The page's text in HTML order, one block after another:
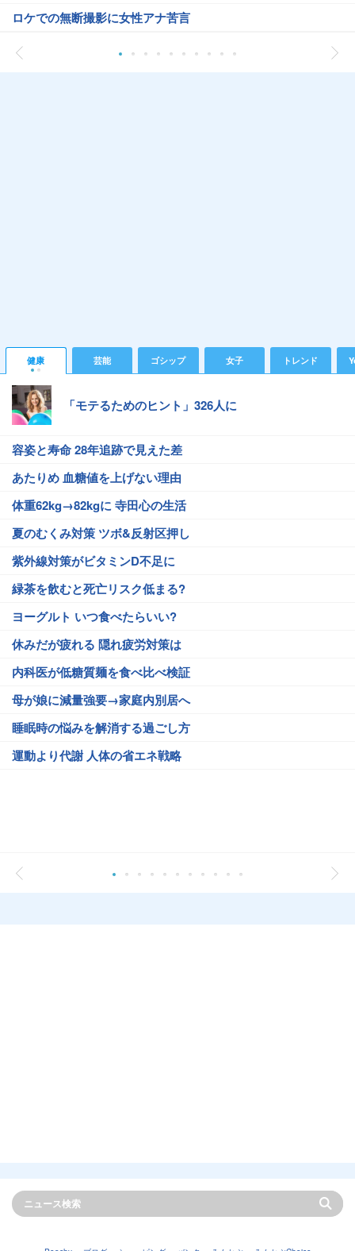
ロケでの無断撮影に女性アナ苦言
健康 芸能 ゴシップ 女子 トレンド
「モテるためのヒント」326人に
容姿と寿命 28年追跡で見えた差
あたりめ 血糖値を上げない理由
体重62kg→82kgに 寺田心の生活
夏のむくみ対策 ツボ&反射区押し
紫外線対策がビタミンD不足に
緑茶を飲むと死亡リスク低まる?
ヨーグルト いつ食べたらいい?
休みだが疲れる 隠れ疲労対策は
内科医が低糖質麺を食べ比べ検証
母が娘に減量強要→家庭内別居へ
睡眠時の悩みを解消する過ごし方
運動より代謝 人体の省エネ戦略